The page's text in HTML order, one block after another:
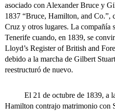
asociado con Alexander Bruce y
1837 “Bruce, Hamilton, and Co.”,
Cruz y otros lugares. La compañía
Tenerife cuando, en 1839, se
Lloyd’s Register of British and
debido a la marcha de Gilbert
reestructuró de nuevo.
El 21 de octubre de 1839, a la
Hamilton contrajo matrimonio con